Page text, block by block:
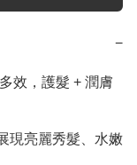
−
效，護髮 + 潤膚
現亮麗秀髮、水嫩